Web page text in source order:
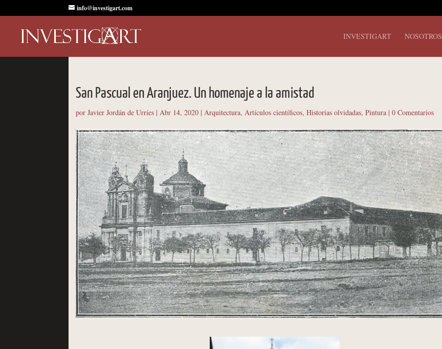
info@investigart.com
INVESTIGART NOSOTROS
San Pascual en Aranjuez. Un homenaje a la amistad
porJavier Jordán de Urríes |Abr 14, 2020 |Arquitectura,Artículos científicos,Historias olvidadas,Pintura |0 Comentarios